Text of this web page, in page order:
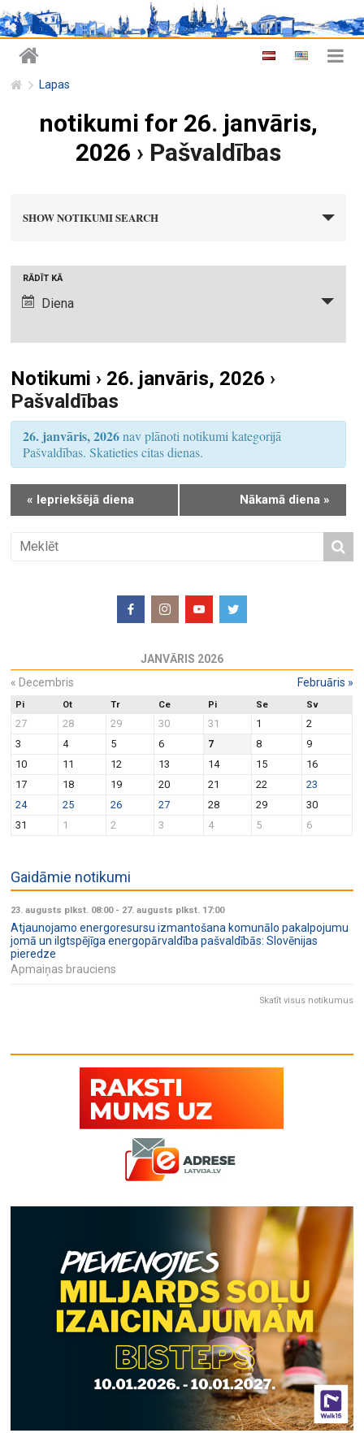
Lapas
notikumi for 26. janvāris,
2026 › Pašvaldības
i
S
e
a
c
h
a
d
s
N
a
v
g
a
t
n
SHOW NOTIKUMI SEARCH
i
u
m
s
i
e
N
t
i
o
n
RĀDĪT KĀ
Diena
Notikumi › 26. janvāris, 2026 ›
Pašvaldības
26. janvāris, 2026nav plānoti notikumi kategorijā
Pašvaldības. Skatieties citas dienas.
« Iepriekšējā diena Nākamā diena »
JANVĀRIS 2026
« Decembris Februāris »
Pi Ot Tr Ce Pi Se Sv
27 28 29 30 31 1
2
3
4 5 6 7 8
9
10
11 12 13 14 15
16
17
18 19 20 21 22
23
24
25 26 27 28 29
30
31
1 2 3 4 5 6
Gaidāmie notikumi
23. augusts plkst. 08:00- 27. augusts plkst. 17:00
Atjaunojamo energoresursu izmantošana komunālo pakalpojumu
jomā un ilgtspējīga energopārvaldība pašvaldībās: Slovēnijas
pieredze
Apmaiņas brauciens
Skatīt visus notikumus